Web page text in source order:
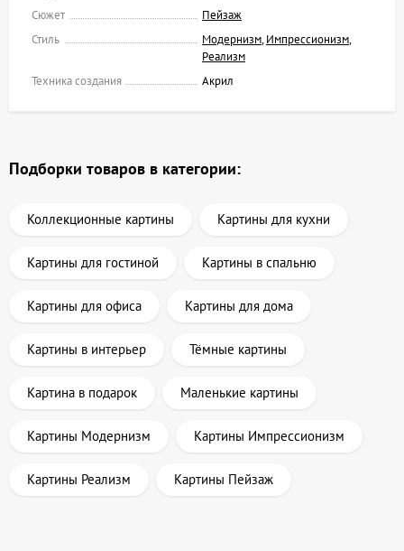
Сюжет
Пейзаж
Стиль
Модернизм,Импрессионизм,
Реализм
Техника создания
Акрил
Подборки товаров в категории:
Коллекционные картины Картины для кухни
Картины для гостиной Картины в спальню
Картины для офиса Картины для дома
Картины в интерьер Тёмные картины
Картина в подарок Маленькие картины
Картины Модернизм Картины Импрессионизм
Картины Реализм Картины Пейзаж